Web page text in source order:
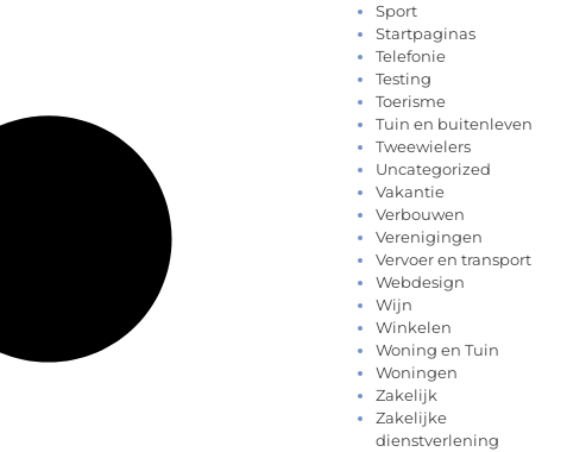
Sport
Startpaginas
Telefonie
Testing
Toerisme
Tuin en buitenleven
Tweewielers
Uncategorized
Vakantie
Verbouwen
Verenigingen
Vervoer en transport
Webdesign
Wijn
Winkelen
Woning en Tuin
Woningen
Zakelijk
Zakelijke
dienstverlening